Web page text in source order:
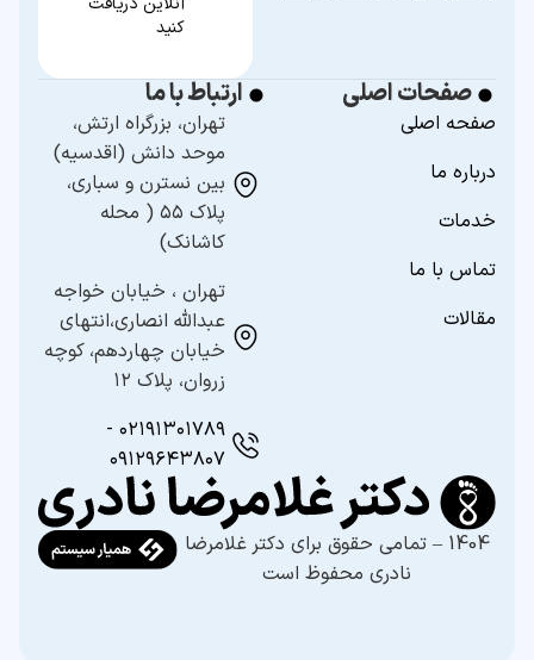
کنید
صفحات اصلی
صفحه اصلی
درباره ما
خدمات
تماس با ما
مقالات
ارتباط با ما
تهران، بزرگراه ارتش،
موحد دانش (اقدسیه)
بین نسترن و سباری،
پلاک ۵۵ ( محله
کاشانک)
تهران ، خیابان خواجه
عبدالله انصاری،انتهای
خیابان چهاردهم، کوچه
زروان، پلاک ۱۲
۰۲۱۹۱۳۰۱۷۸۹ -
۰۹۱۲۹۶۴۳۸۰۷
1404 – تمامی حقوق برای دکتر غلامرضا
نادری محفوظ است